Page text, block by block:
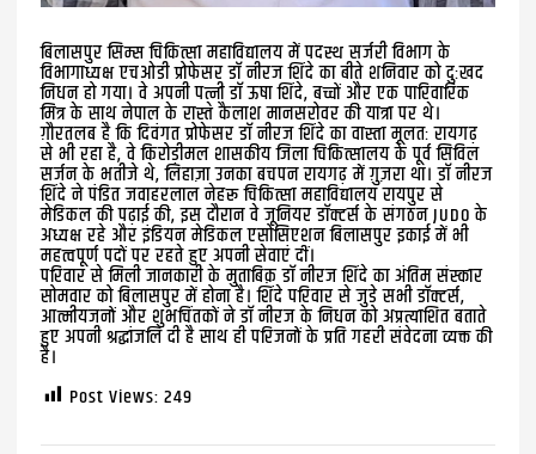
बिलासपुर सिम्स चिकित्सा महाविद्यालय में पदस्थ सर्जरी विभाग के
विभागाध्यक्ष एचओडी प्रोफेसर डॉ नीरज शिंदे का बीते शनिवार को दुःखद
निधन हो गया। वे अपनी पत्नी डॉ ऊषा शिंदे, बच्चों और एक पारिवारिक
मित्र के साथ नेपाल के रास्ते कैलाश मानसरोवर की यात्रा पर थे।
ग़ौरतलब है कि दिवंगत प्रोफेसर डॉ नीरज शिंदे का वास्ता मूलतः रायगढ़
से भी रहा है, वे किरोड़ीमल शासकीय जिला चिकित्सालय के पूर्व सिविल
सर्जन के भतीजे थे, लिहाज़ा उनका बचपन रायगढ़ में ग़ुज़रा था। डॉ नीरज
शिंदे ने पंडित जवाहरलाल नेहरू चिकित्सा महाविद्यालय रायपुर से
मेडिकल की पढ़ाई की, इस दौरान वे जूनियर डॉक्टर्स के संगठन JUDO के
अध्यक्ष रहे और इंडियन मेडिकल एसोसिएशन बिलासपुर इकाई में भी
महत्वपूर्ण पदों पर रहते हुए अपनी सेवाएं दीं।
परिवार से मिली जानकारी के मुताबिक़ डॉ नीरज शिंदे का अंतिम संस्कार
सोमवार को बिलासपुर में होना है। शिंदे परिवार से जुड़े सभी डॉक्टर्स,
आत्मीयजनों और शुभचिंतकों ने डॉ नीरज के निधन को अप्रत्याशित बताते
हुए अपनी श्रद्धांजलि दी है साथ ही परिजनों के प्रति गहरी संवेदना व्यक्त की
है।
Post Views: 249